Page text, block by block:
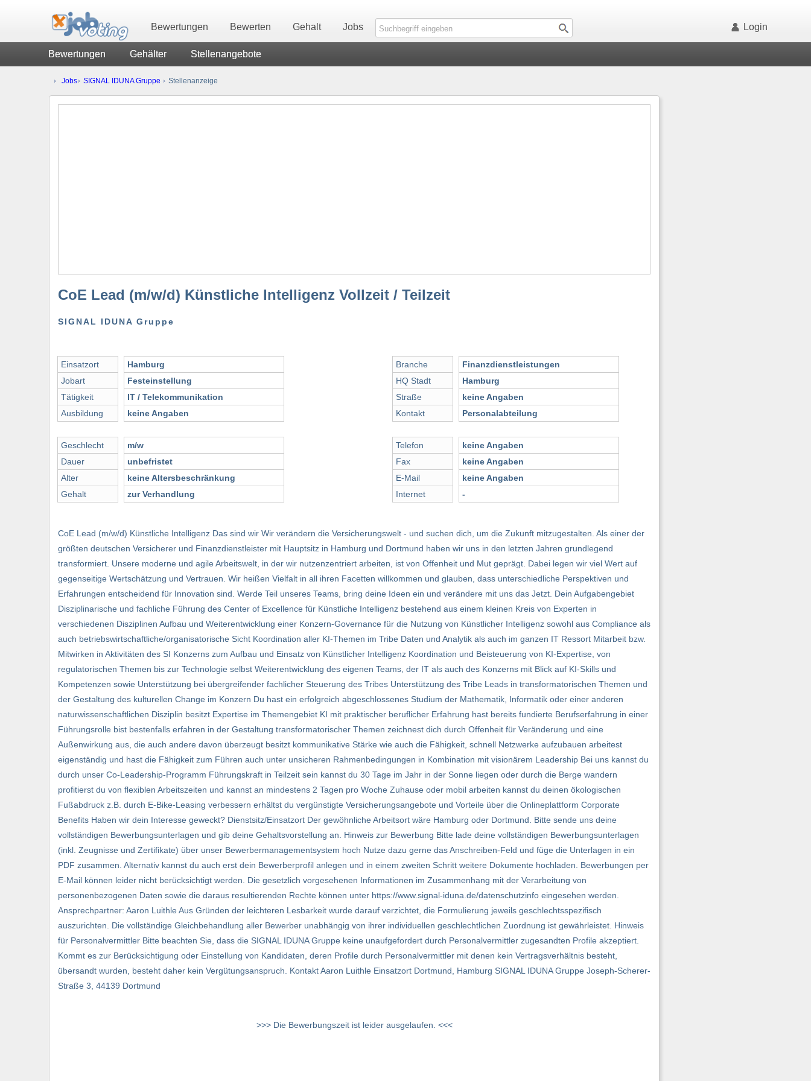
Bewertungen Bewerten Gehalt Jobs Login
Bewertungen Gehälter Stellenangebote
Jobs SIGNAL IDUNA Gruppe Stellenanzeige
CoE Lead (m/w/d) Künstliche Intelligenz Vollzeit / Teilzeit
SIGNAL IDUNA Gruppe
Einsatzort
Jobart
Tätigkeit
Ausbildung
Geschlecht
Dauer
Alter
Gehalt
Hamburg
Festeinstellung
IT / Telekommunikation
keine Angaben
m/w
unbefristet
keine Altersbeschränkung
zur Verhandlung
Branche
HQ Stadt
Straße
Kontakt
Telefon
Fax
E-Mail
Internet
Finanzdienstleistungen
Hamburg
keine Angaben
Personalabteilung
keine Angaben
keine Angaben
keine Angaben
-
CoE Lead (m/w/d) Künstliche Intelligenz Das sind wir Wir verändern die Versicherungswelt - und suchen dich, um die Zukunft mitzugestalten. Als einer der
größten deutschen Versicherer und Finanzdienstleister mit Hauptsitz in Hamburg und Dortmund haben wir uns in den letzten Jahren grundlegend
transformiert. Unsere moderne und agile Arbeitswelt, in der wir nutzenzentriert arbeiten, ist von Offenheit und Mut geprägt. Dabei legen wir viel Wert auf
gegenseitige Wertschätzung und Vertrauen. Wir heißen Vielfalt in all ihren Facetten willkommen und glauben, dass unterschiedliche Perspektiven und
Erfahrungen entscheidend für Innovation sind. Werde Teil unseres Teams, bring deine Ideen ein und verändere mit uns das Jetzt. Dein Aufgabengebiet
Disziplinarische und fachliche Führung des Center of Excellence für Künstliche Intelligenz bestehend aus einem kleinen Kreis von Experten in
verschiedenen Disziplinen Aufbau und Weiterentwicklung einer Konzern-Governance für die Nutzung von Künstlicher Intelligenz sowohl aus Compliance als
auch betriebswirtschaftliche/organisatorische Sicht Koordination aller KI-Themen im Tribe Daten und Analytik als auch im ganzen IT Ressort Mitarbeit bzw.
Mitwirken in Aktivitäten des SI Konzerns zum Aufbau und Einsatz von Künstlicher Intelligenz Koordination und Beisteuerung von KI-Expertise, von
regulatorischen Themen bis zur Technologie selbst Weiterentwicklung des eigenen Teams, der IT als auch des Konzerns mit Blick auf KI-Skills und
Kompetenzen sowie Unterstützung bei übergreifender fachlicher Steuerung des Tribes Unterstützung des Tribe Leads in transformatorischen Themen und
der Gestaltung des kulturellen Change im Konzern Du hast ein erfolgreich abgeschlossenes Studium der Mathematik, Informatik oder einer anderen
naturwissenschaftlichen Disziplin besitzt Expertise im Themengebiet KI mit praktischer beruflicher Erfahrung hast bereits fundierte Berufserfahrung in einer
Führungsrolle bist bestenfalls erfahren in der Gestaltung transformatorischer Themen zeichnest dich durch Offenheit für Veränderung und eine
Außenwirkung aus, die auch andere davon überzeugt besitzt kommunikative Stärke wie auch die Fähigkeit, schnell Netzwerke aufzubauen arbeitest
eigenständig und hast die Fähigkeit zum Führen auch unter unsicheren Rahmenbedingungen in Kombination mit visionärem Leadership Bei uns kannst du
durch unser Co-Leadership-Programm Führungskraft in Teilzeit sein kannst du 30 Tage im Jahr in der Sonne liegen oder durch die Berge wandern
profitierst du von flexiblen Arbeitszeiten und kannst an mindestens 2 Tagen pro Woche Zuhause oder mobil arbeiten kannst du deinen ökologischen
Fußabdruck z.B. durch E-Bike-Leasing verbessern erhältst du vergünstigte Versicherungsangebote und Vorteile über die Onlineplattform Corporate
Benefits Haben wir dein Interesse geweckt? Dienstsitz/Einsatzort Der gewöhnliche Arbeitsort wäre Hamburg oder Dortmund. Bitte sende uns deine
vollständigen Bewerbungsunterlagen und gib deine Gehaltsvorstellung an. Hinweis zur Bewerbung Bitte lade deine vollständigen Bewerbungsunterlagen
(inkl. Zeugnisse und Zertifikate) über unser Bewerbermanagementsystem hoch Nutze dazu gerne das Anschreiben-Feld und füge die Unterlagen in ein
PDF zusammen. Alternativ kannst du auch erst dein Bewerberprofil anlegen und in einem zweiten Schritt weitere Dokumente hochladen. Bewerbungen per
E-Mail können leider nicht berücksichtigt werden. Die gesetzlich vorgesehenen Informationen im Zusammenhang mit der Verarbeitung von
personenbezogenen Daten sowie die daraus resultierenden Rechte können unter https://www.signal-iduna.de/datenschutzinfo eingesehen werden.
Ansprechpartner: Aaron Luithle Aus Gründen der leichteren Lesbarkeit wurde darauf verzichtet, die Formulierung jeweils geschlechtsspezifisch
auszurichten. Die vollständige Gleichbehandlung aller Bewerber unabhängig von ihrer individuellen geschlechtlichen Zuordnung ist gewährleistet. Hinweis
für Personalvermittler Bitte beachten Sie, dass die SIGNAL IDUNA Gruppe keine unaufgefordert durch Personalvermittler zugesandten Profile akzeptiert.
Kommt es zur Berücksichtigung oder Einstellung von Kandidaten, deren Profile durch Personalvermittler mit denen kein Vertragsverhältnis besteht,
übersandt wurden, besteht daher kein Vergütungsanspruch. Kontakt Aaron Luithle Einsatzort Dortmund, Hamburg SIGNAL IDUNA Gruppe Joseph-Scherer-
Straße 3, 44139 Dortmund
>>> Die Bewerbungszeit ist leider ausgelaufen. <<<